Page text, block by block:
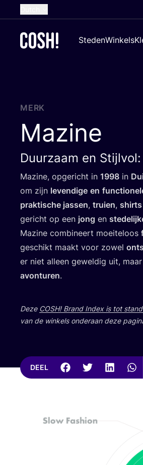
French
Croatian
StedenWinkels
MERK
Mazine
Duurzaam en
Mazi­ne, opge­richt in 1998 in
om zijn leven­di­ge en
prak­ti­sche jas­sen, trui­en, shirts
gericht op een jong en
Mazi­ne com­bi­neert moei­te­loos
geschikt maakt voor zowel
er niet alleen gewel­dig uit,
avon­tu­ren.
Deze COSH! Brand Index is tot
van de win­kels onder­aan deze
DEEL